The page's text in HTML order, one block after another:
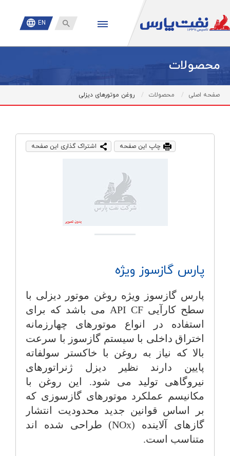
 EN
محصولات
صفحه اصلی محصولات روغن موتورهای دیزلی
اشتراک گذاری این صفحه چاپ این صفحه
پارس گازسوز ویژه
پارس گازسوز ویژه روغن موتور دیزلی با
سطح کارآیی API CF می باشد که برای
استفاده در انواع موتورهای چهارزمانه
اختراق داخلی با سیستم گازسوز با سرعت
بالا که نیاز به روغن با خاکستر سولفاته
پایین دارند نظیر دیزل ژنراتورهای
نیروگاهی تولید می شود. این روغن با
مکانیسم عملکرد موتورهای گازسوزی که
بر اساس قوانین جدید محدودیت انتشار
گازهای آلاینده (NOx) طراحی شده اند
متناسب است.